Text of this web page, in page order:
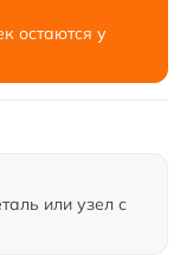
остаются у
или узел с